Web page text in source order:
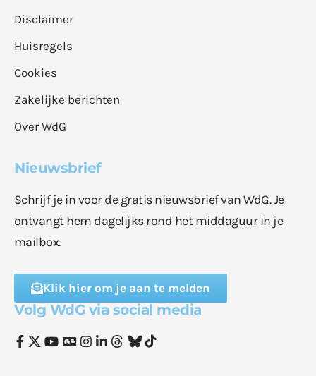
Disclaimer
Huisregels
Cookies
Zakelijke berichten
Over WdG
Nieuwsbrief
Schrijf je in voor de gratis nieuwsbrief van WdG. Je
ontvangt hem dagelijks rond het middaguur in je
mailbox.
Klik hier om je aan te melden
Volg WdG via social media